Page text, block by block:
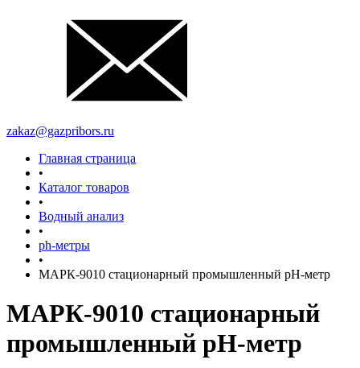
zakaz@gazpribors.ru
Главная страница
•
Каталог товаров
•
Водный анализ
•
ph-метры
•
МАРК-9010 стационарный промышленный рН-метр
МАРК-9010 стационарный
промышленный рН-метр